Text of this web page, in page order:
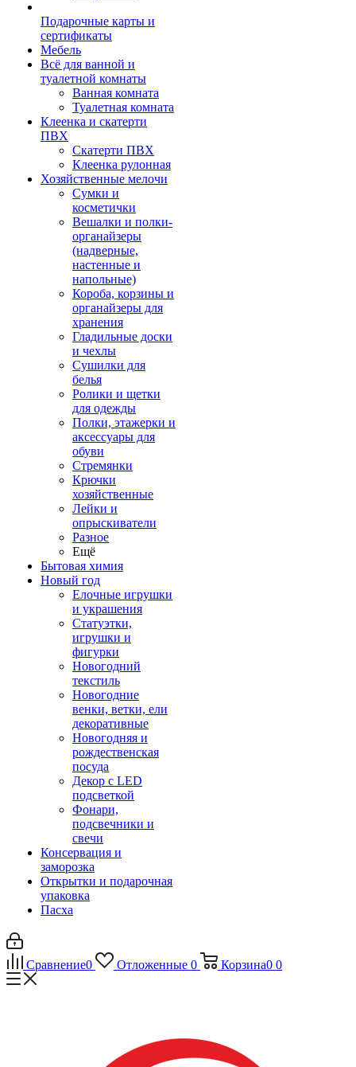
Подарочные карты и
сертификаты
Мебель
Всё для ванной и
туалетной комнаты
Ванная комната
Туалетная комната
Клеенка и скатерти
ПВХ
Скатерти ПВХ
Клеенка рулонная
Хозяйственные мелочи
Сумки и
косметички
Вешалки и полки-
органайзеры
(надверные,
настенные и
напольные)
Короба, корзины и
органайзеры для
хранения
Гладильные доски
и чехлы
Сушилки для
белья
Ролики и щетки
для одежды
Полки, этажерки и
аксессуары для
обуви
Стремянки
Крючки
хозяйственные
Лейки и
опрыскиватели
Разное
Ещё
Бытовая химия
Новый год
Елочные игрушки
и украшения
Статуэтки,
игрушки и
фигурки
Новогодний
текстиль
Новогодние
венки, ветки, ели
декоративные
Новогодняя и
рождественская
посуда
Декор с LED
подсветкой
Фонари,
подсвечники и
свечи
Консервация и
заморозка
Открытки и подарочная
упаковка
Пасха
Сравнение0 Отложенные 0 Корзина0 0